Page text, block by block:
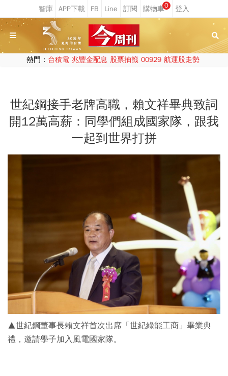
0
熱門： 台積電 兆豐金配息 股票抽籤 00929 航運股走勢
世紀鋼接手老牌高職，賴文祥畢典致詞
開12萬高薪：同學們組成國家隊，跟我
一起到世界打拼
▲世紀鋼董事長賴文祥首次出席「世紀綠能工商」畢業典
禮，邀請學子加入風電國家隊。